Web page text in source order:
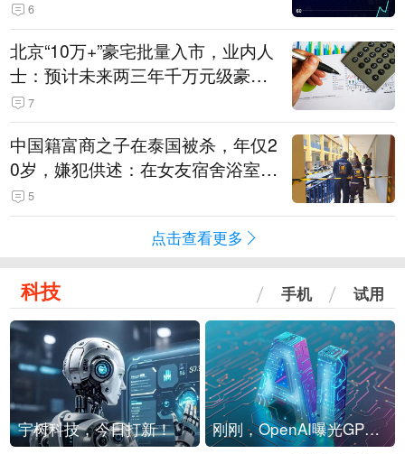
4-Flash正式版登顶！MiniMax M
3、阶跃星辰Step 3.7 Flash跌出榜
单
6
北京“10万+”豪宅批量入市，业内人
士：预计未来两三年千万元级豪宅
潜在供应达万套！谁在买单？
7
中国籍富商之子在泰国被杀，年仅2
0岁，嫌犯供述：在女友宿舍浴室发
现他，持刀询问身份时发生拉扯
5
点击查看更多
科技 手机 试用
宇树科技，今日打新！ 刚刚，OpenAI曝光GPT-6！传10万亿参数，8月强行发布